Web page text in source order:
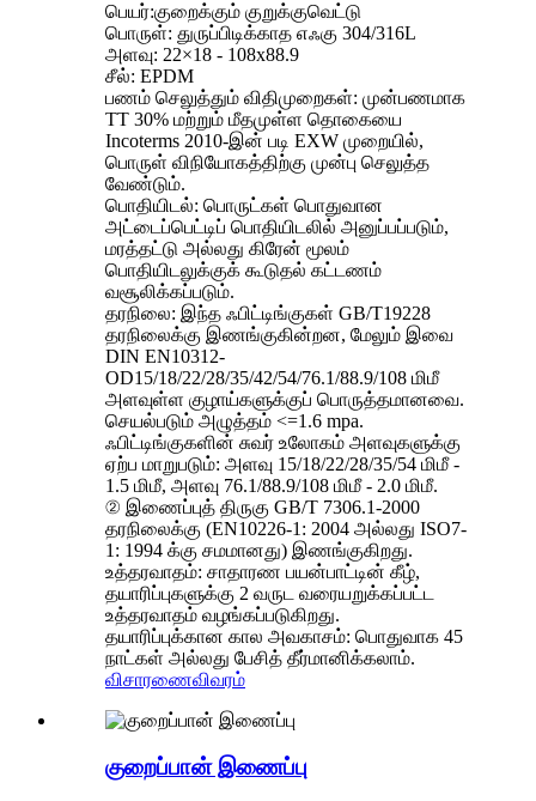
பெயர்:குறைக்கும் குறுக்குவெட்டு
பொருள்: துருப்பிடிக்காத எஃகு 304/316L
அளவு: 22×18 - 108x88.9
சீல்: EPDM
பணம் செலுத்தும் விதிமுறைகள்: முன்பணமாக
TT 30% மற்றும் மீதமுள்ள தொகையை
Incoterms 2010-இன் படி EXW முறையில்,
பொருள் விநியோகத்திற்கு முன்பு செலுத்த
வேண்டும்.
பொதியிடல்: பொருட்கள் பொதுவான
அட்டைப்பெட்டிப் பொதியிடலில் அனுப்பப்படும்,
மரத்தட்டு அல்லது கிரேன் மூலம்
பொதியிடலுக்குக் கூடுதல் கட்டணம்
வசூலிக்கப்படும்.
தரநிலை: இந்த ஃபிட்டிங்குகள் GB/T19228
தரநிலைக்கு இணங்குகின்றன, மேலும் இவை
DIN EN10312-
OD15/18/22/28/35/42/54/76.1/88.9/108 மிமீ
அளவுள்ள குழாய்களுக்குப் பொருத்தமானவை.
செயல்படும் அழுத்தம் <=1.6 mpa.
ஃபிட்டிங்குகளின் சுவர் உலோகம் அளவுகளுக்கு
ஏற்ப மாறுபடும்: அளவு 15/18/22/28/35/54 மிமீ -
1.5 மிமீ, அளவு 76.1/88.9/108 மிமீ - 2.0 மிமீ.
② இணைப்புத் திருகு GB/T 7306.1-2000
தரநிலைக்கு (EN10226-1: 2004 அல்லது ISO7-
1: 1994 க்கு சமமானது) இணங்குகிறது.
உத்தரவாதம்: சாதாரண பயன்பாட்டின் கீழ்,
தயாரிப்புகளுக்கு 2 வருட வரையறுக்கப்பட்ட
உத்தரவாதம் வழங்கப்படுகிறது.
தயாரிப்புக்கான கால அவகாசம்: பொதுவாக 45
நாட்கள் அல்லது பேசித் தீர்மானிக்கலாம்.
விசாரணைவிவரம்
குறைப்பான் இணைப்பு